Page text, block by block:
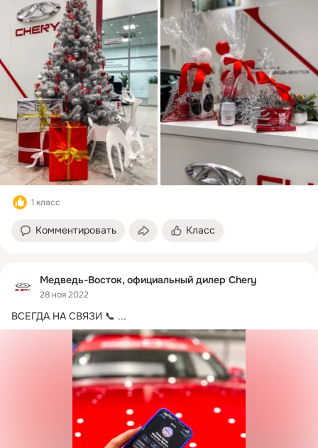
1 класс
Комментировать Класс
Медведь-Восток, официальный дилер Chery
28 ноя 2022
ВСЕГДА НА СВЯЗИ 📞 ...